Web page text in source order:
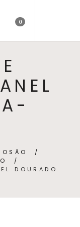
0
/
/
DOURADO